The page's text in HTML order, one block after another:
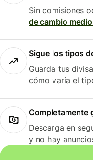
Sin comisiones
de cambio
Sigue los tipos
Guarda tus
cómo varía el
Completamente
Descarga en
y no hay